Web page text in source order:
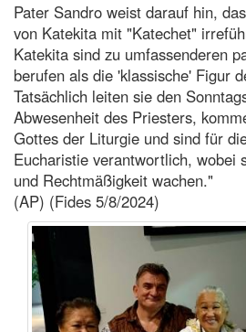
Pater Sandro weist darauf hin,
von Katekita mit "Katechet"
Katekita sind zu umfassenderen
berufen als die 'klassische' Figur
Tatsächlich leiten sie den
Abwesenheit des Priesters,
Gottes der Liturgie und sind für
Eucharistie verantwortlich, wobei
und Rechtmäßigkeit wachen."
(AP) (Fides 5/8/2024)